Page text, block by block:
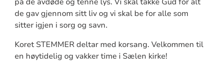
de gav gjennom sitt liv og vi skal be for alle som
sitter igjen i sorg og savn.
Koret STEMMER deltar med korsang. Velkommen til
en høytidelig og vakker time i Sælen kirke!